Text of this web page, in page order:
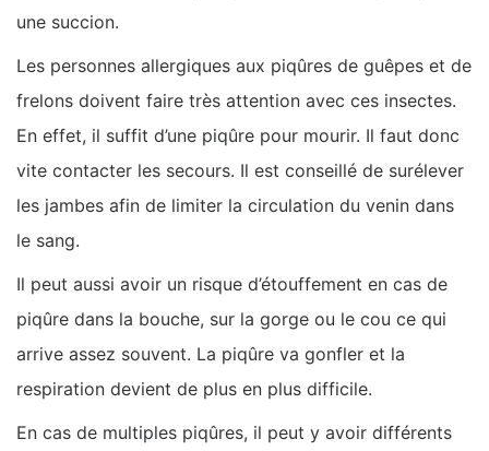
une succion.
Les personnes allergiques aux piqûres de guêpes et de
frelons doivent faire très attention avec ces insectes.
En effet, il suffit d’une piqûre pour mourir. Il faut donc
vite contacter les secours. Il est conseillé de surélever
les jambes afin de limiter la circulation du venin dans
le sang.
Il peut aussi avoir un risque d’étouffement en cas de
piqûre dans la bouche, sur la gorge ou le cou ce qui
arrive assez souvent. La piqûre va gonfler et la
respiration devient de plus en plus difficile.
En cas de multiples piqûres, il peut y avoir différents